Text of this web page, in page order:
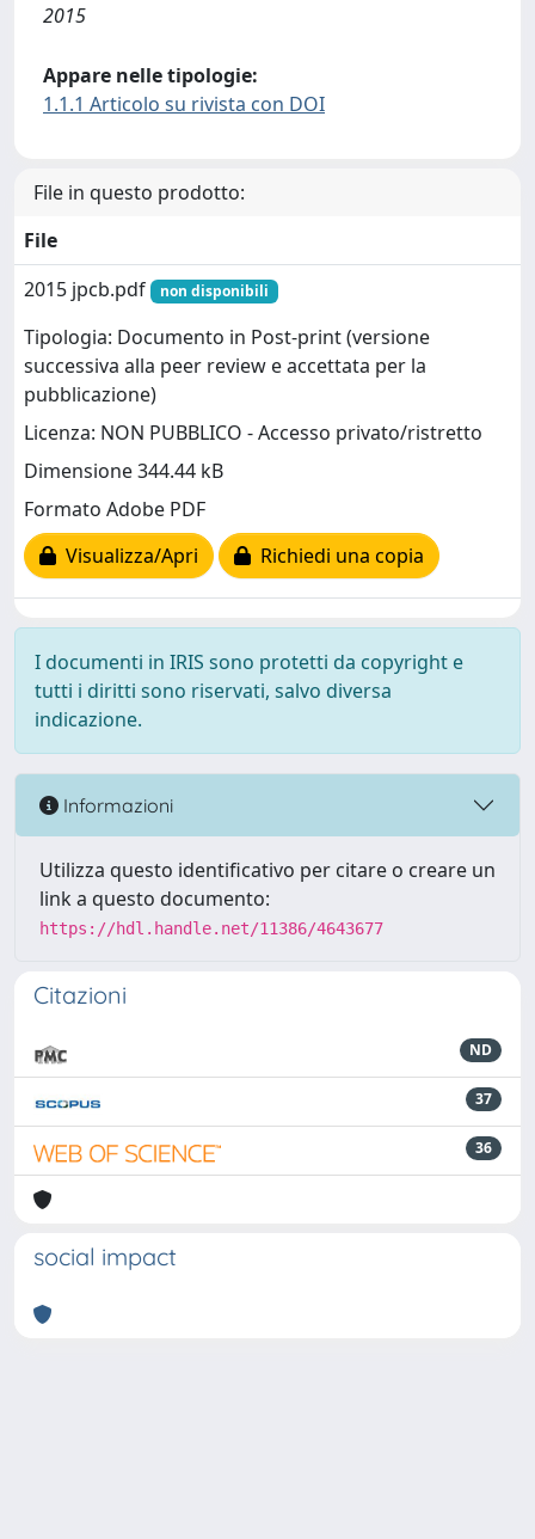
2015
Appare nelle tipologie:
1.1.1 Articolo su rivista con DOI
File in questo prodotto:
File
2015 jpcb.pdf
non disponibili
Tipologia: Documento in Post-print (versione
successiva alla peer review e accettata per la
pubblicazione)
Licenza: NON PUBBLICO - Accesso privato/ristretto
Dimensione 344.44 kB
Formato Adobe PDF
Visualizza/Apri
Richiedi una copia
I documenti in IRIS sono protetti da copyright e
tutti i diritti sono riservati, salvo diversa
indicazione.
Informazioni
Utilizza questo identificativo per citare o creare un
link a questo documento:
https://hdl.handle.net/11386/4643677
Citazioni
ND
37
36
social impact